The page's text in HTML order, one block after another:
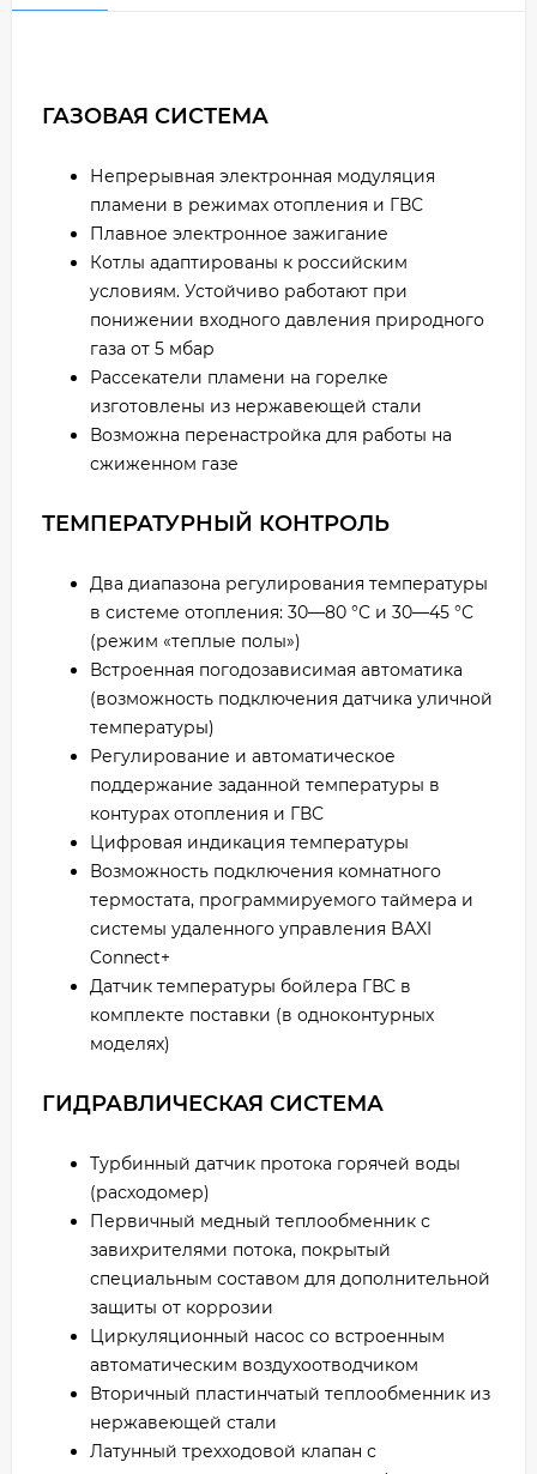
ГАЗОВАЯ СИСТЕМА
Непрерывная электронная модуляция
пламени в режимах отопления и ГВС
Плавное электронное зажигание
Котлы адаптированы к российским
условиям. Устойчиво работают при
понижении входного давления природного
газа от 5 мбар
Рассекатели пламени на горелке
изготовлены из нержавеющей стали
Возможна перенастройка для работы на
сжиженном газе
ТЕМПЕРАТУРНЫЙ КОНТРОЛЬ
Два диапазона регулирования температуры
в системе отопления: 30—80 °С и 30—45 °С
(режим «теплые полы»)
Встроенная погодозависимая автоматика
(возможность подключения датчика уличной
температуры)
Регулирование и автоматическое
поддержание заданной температуры в
контурах отопления и ГВС
Цифровая индикация температуры
Возможность подключения комнатного
термостата, программируемого таймера и
системы удаленного управления BAXI
Connect+
Датчик температуры бойлера ГВС в
комплекте поставки (в одноконтурных
моделях)
ГИДРАВЛИЧЕСКАЯ СИСТЕМА
Турбинный датчик протока горячей воды
(расходомер)
Первичный медный теплообменник с
завихрителями потока, покрытый
специальным составом для дополнительной
защиты от коррозии
Циркуляционный насос со встроенным
автоматическим воздухоотводчиком
Вторичный пластинчатый теплообменник из
нержавеющей стали
Латунный трехходовой клапан с